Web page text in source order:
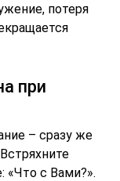
потеря
при
– сразу же
«Что с Вами?».